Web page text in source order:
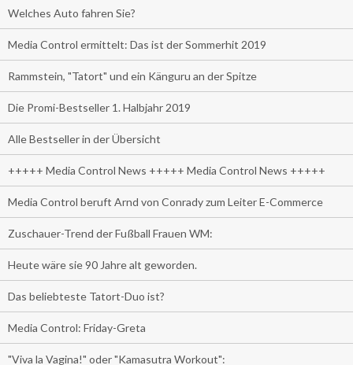
Welches Auto fahren Sie?
Media Control ermittelt: Das ist der Sommerhit 2019
Rammstein, "Tatort" und ein Känguru an der Spitze
Die Promi-Bestseller 1. Halbjahr 2019
Alle Bestseller in der Übersicht
+++++ Media Control News +++++ Media Control News +++++
Media Control beruft Arnd von Conrady zum Leiter E-Commerce
Zuschauer-Trend der Fußball Frauen WM:
Heute wäre sie 90 Jahre alt geworden.
Das beliebteste Tatort-Duo ist?
Media Control: Friday-Greta
"Viva la Vagina!" oder "Kamasutra Workout":